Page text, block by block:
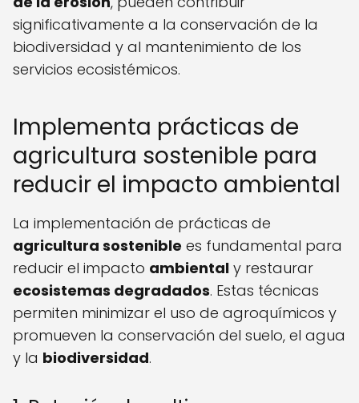
significativamente a la conservación de la
biodiversidad y al mantenimiento de los
servicios ecosistémicos.
Implementa prácticas de
agricultura sostenible para
reducir el impacto ambiental
La implementación de prácticas de
agricultura sostenible es fundamental para
reducir el impacto ambiental y restaurar
ecosistemas degradados. Estas técnicas
permiten minimizar el uso de agroquímicos y
promueven la conservación del suelo, el agua
y la biodiversidad.